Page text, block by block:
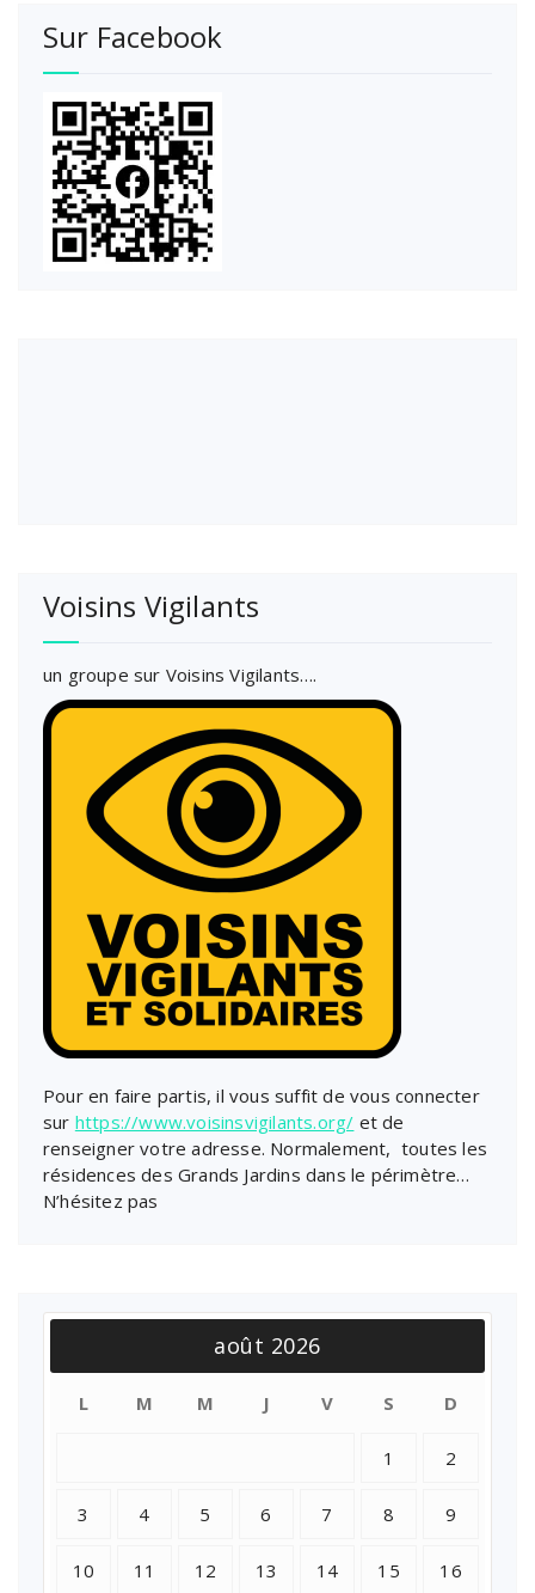
Sur Facebook
Voisins Vigilants
un groupe sur Voisins Vigilants….
Pour en faire partis, il vous suffit de vous connecter
sur https://www.voisinsvigilants.org/ et de
renseigner votre adresse. Normalement, toutes les
résidences des Grands Jardins dans le périmètre…
N’hésitez pas
août 2026
L M M J V S D
1 2
3 4 5 6 7 8 9
10 11 12 13 14 15 16